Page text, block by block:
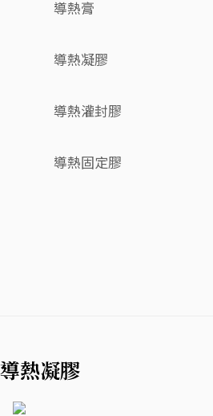
導熱膏
導熱凝膠
導熱灌封膠
導熱固定膠
導熱凝膠